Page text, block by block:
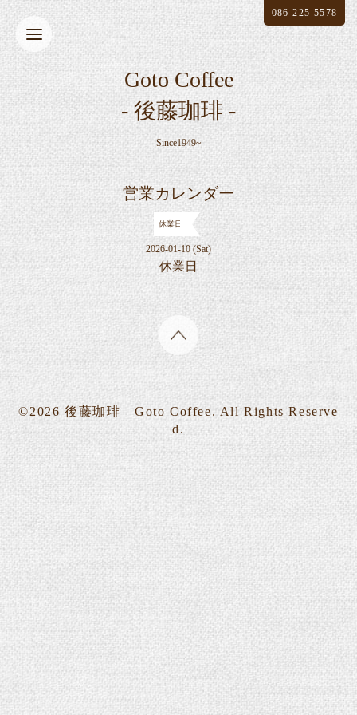
Goto Coffee
- 後藤珈琲 -
Since1949~
086-225-5578
営業カレンダー
休業日
2026-01-10 (Sat)
休業日
©2026 後藤珈琲 Goto Coffee. All Rights Reserve
d.